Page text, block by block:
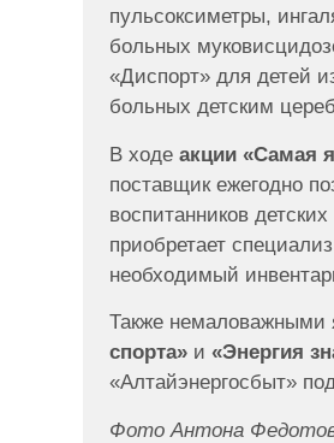
пульсоксиметры,
больных
«Диспорт» для детей
больных детским
В ходе акции «Самая
поставщик ежегодно
воспитанников
приобретает
необходимый
Также
спорта» и «Энергия
«Алтайэнергосбыт»
Фото Антона